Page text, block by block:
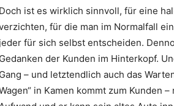
Doch ist es wirklich sinnvoll, für eine
für die man im Normalfall
jeder für sich selbst entscheiden.
Gedanken der Kunden im Hinterkopf.
Gang – und letztendlich auch das
in Kamen kommt zum Kunden